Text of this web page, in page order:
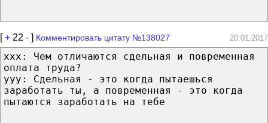
[+ 22 - ] Комментировать цитату №138027 20.01.2017
xxx: Чем отличаются сдельная и повременная
оплата труда?
yyy: Сдельная - это когда пытаешься
заработать ты, а повременная - это когда
пытаются заработать на тебе